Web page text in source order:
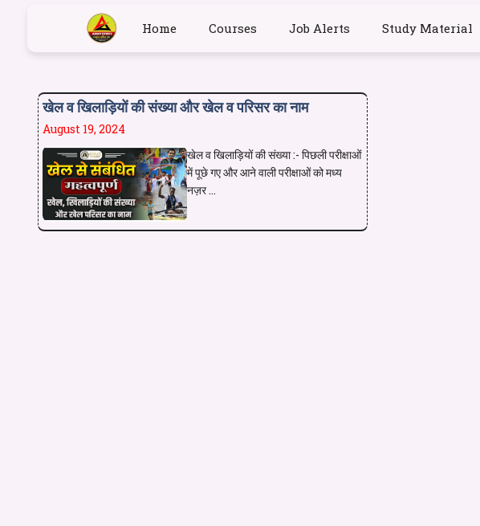
Home Courses Job Alerts Study Material
खेल व खिलाड़ियों की संख्या और खेल व परिसर का नाम
August 19, 2024
खेल व खिलाड़ियों की संख्या :- पिछली परीक्षाओं
में पूछे गए और आने वाली परीक्षाओं को मध्य
नज़र ...